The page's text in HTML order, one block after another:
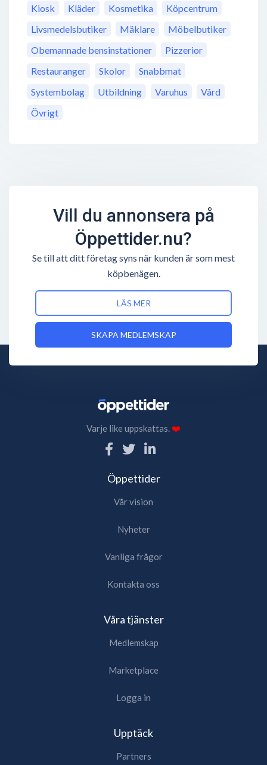
Kiosk
Kläder Kosmetika
Köpcentrum
Livsmedelsbutiker
Mäklare
Möbelbutiker
Obemannade bensinstationer
Pizzerior
Restauranger
Skolor
Snabbmat
Systembolag
Utbildning Varuhus
Vård
Övrigt
Vill du annonsera på
Öppettider.nu?
Se till att ditt företag syns när kunden är som mest
köpbenägen.
LÄS MER
SKAPA MEDLEMSKAP
Varje like uppskattas.❤️
Öppettider
Vår vision
Nyheter
Vanliga frågor
Kontakta oss
Våra tjänster
Medlemskap
Marketplace
Logga in
Upptäck
Partners